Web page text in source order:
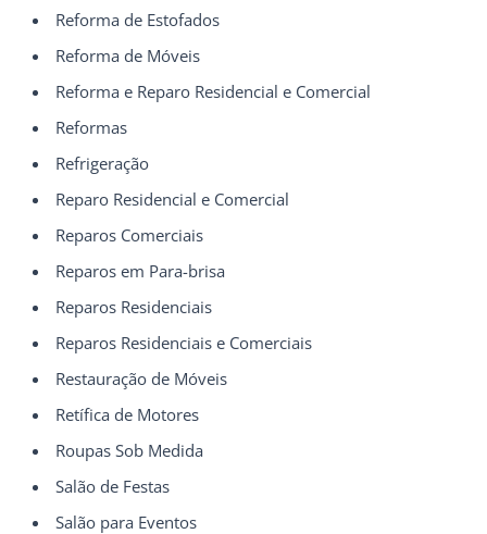
Reforma de Estofados
Reforma de Móveis
Reforma e Reparo Residencial e Comercial
Reformas
Refrigeração
Reparo Residencial e Comercial
Reparos Comerciais
Reparos em Para-brisa
Reparos Residenciais
Reparos Residenciais e Comerciais
Restauração de Móveis
Retífica de Motores
Roupas Sob Medida
Salão de Festas
Salão para Eventos